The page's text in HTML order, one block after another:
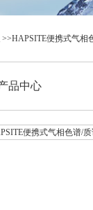
>>HAPSITE便携式气相
品中心